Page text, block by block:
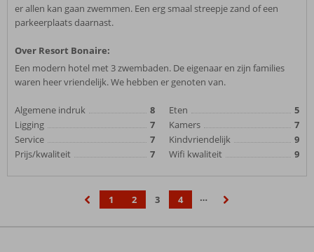
er allen kan gaan zwemmen. Een erg smaal streepje zand of een
parkeerplaats daarnast.
Over Resort Bonaire:
Een modern hotel met 3 zwembaden. De eigenaar en zijn families
waren heer vriendelijk. We hebben er genoten van.
Algemene indruk
8
Ligging
7
Service
7
Prijs/kwaliteit
7
Eten
5
Kamers
7
Kindvriendelijk
9
Wifi kwaliteit
9
1 2 3 4
…